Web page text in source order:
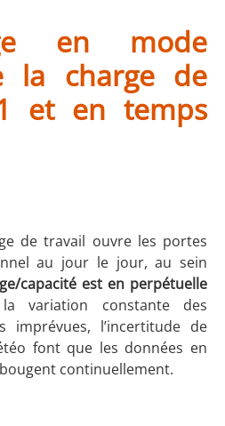
en mode
la charge de
et en temps
de travail ouvre les portes
au jour le jour, au sein
capacité est en perpétuelle
variation constante des
imprévues, l’incertitude de
font que les données en
continuellement.